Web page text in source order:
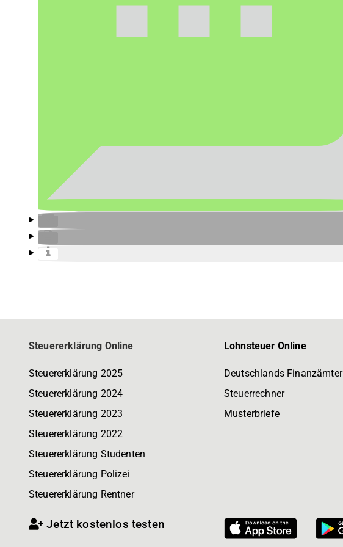
Steuererklärung Online
Steuererklärung 2025
Steuererklärung 2024
Steuererklärung 2023
Steuererklärung 2022
Steuererklärung Studenten
Steuererklärung Polizei
Steuererklärung Rentner
Jetzt kostenlos testen
Lohnsteuer Online
Deutschlands Finanzämter
Steuerrechner
Musterbriefe